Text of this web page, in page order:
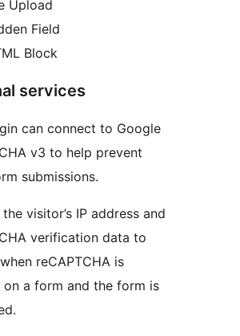
Upload
Field
Block
services
can connect to Google
v3 to help prevent
submissions.
visitor’s IP address and
verification data to
reCAPTCHA is
on a form and the form is